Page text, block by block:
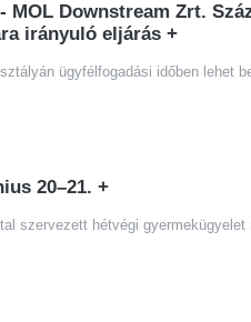
Downstream Zrt.
irányuló eljárás +
ügyfélfogadási időben lehet
20–21. +
szervezett hétvégi